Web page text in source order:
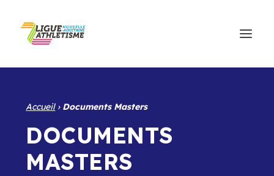
Accueil› Documents Masters
DOCUMENTS
MASTERS